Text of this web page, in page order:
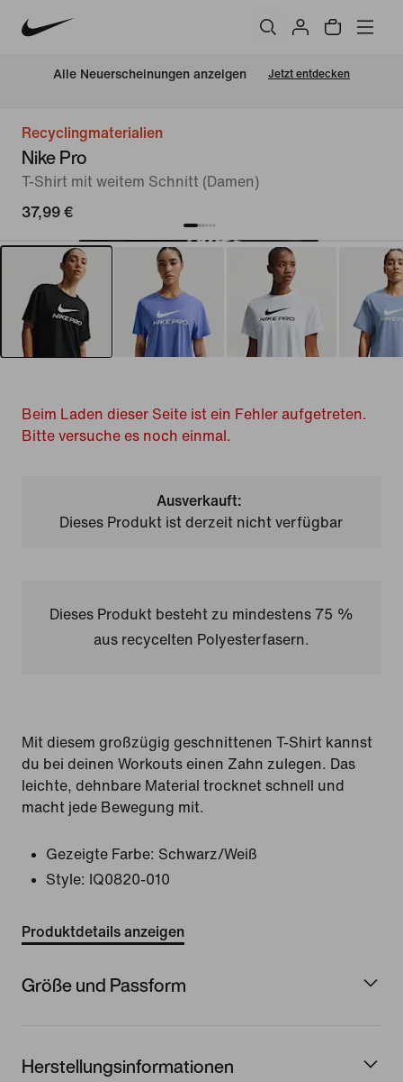
Alle Neuerscheinungen anzeigen Jetzt entdecken
Recyclingmaterialien
Nike Pro
T-Shirt mit weitem Schnitt (Damen)
37,99 €
Beim Laden dieser Seite ist ein Fehler aufgetreten.
Bitte versuche es noch einmal.
Ausverkauft:
Dieses Produkt ist derzeit nicht verfügbar
Dieses Produkt besteht zu mindestens 75 %
aus recycelten Polyesterfasern.
Mit diesem großzügig geschnittenen T-Shirt kannst
du bei deinen Workouts einen Zahn zulegen. Das
leichte, dehnbare Material trocknet schnell und
macht jede Bewegung mit.
Gezeigte Farbe: Schwarz/Weiß
Style:
IQ0820-010
Produktdetails anzeigen
Größe und Passform
Herstellungsinformationen